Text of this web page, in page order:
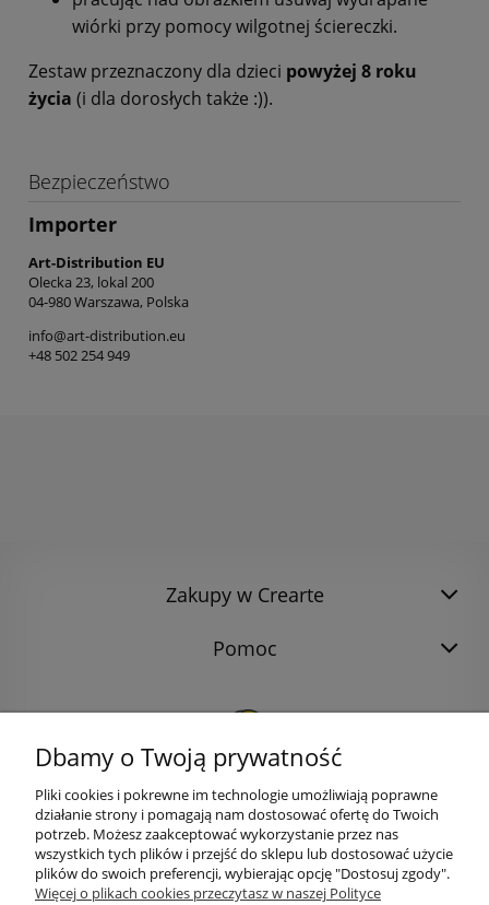
wiórki przy pomocy wilgotnej ściereczki.
Zestaw przeznaczony dla dzieci powyżej 8 roku
życia (i dla dorosłych także :)).
Bezpieczeństwo
Importer
Art-Distribution EU
Olecka 23, lokal 200
04-980 Warszawa, Polska
info@art-distribution.eu
+48 502 254 949
Zakupy w Crearte
Pomoc
email:bok@ArtykulyDlaPlastykow.pl
Dbamy o Twoją prywatność
Pliki cookies i pokrewne im technologie umożliwiają poprawne
działanie strony i pomagają nam dostosować ofertę do Twoich
potrzeb. Możesz zaakceptować wykorzystanie przez nas
wszystkich tych plików i przejść do sklepu lub dostosować użycie
plików do swoich preferencji, wybierając opcję "Dostosuj zgody".
Więcej o plikach cookies przeczytasz w naszej Polityce